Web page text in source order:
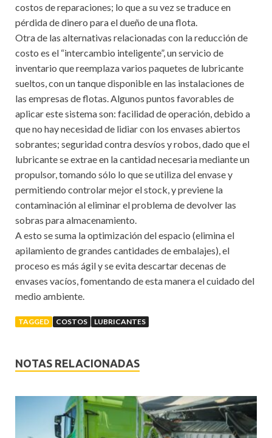
costos de reparaciones; lo que a su vez se traduce en
pérdida de dinero para el dueño de una flota.
Otra de las alternativas relacionadas con la reducción de
costo es el “intercambio inteligente”, un servicio de
inventario que reemplaza varios paquetes de lubricante
sueltos, con un tanque disponible en las instalaciones de
las empresas de flotas. Algunos puntos favorables de
aplicar este sistema son: facilidad de operación, debido a
que no hay necesidad de lidiar con los envases abiertos
sobrantes; seguridad contra desvíos y robos, dado que el
lubricante se extrae en la cantidad necesaria mediante un
propulsor, tomando sólo lo que se utiliza del envase y
permitiendo controlar mejor el stock, y previene la
contaminación al eliminar el problema de devolver las
sobras para almacenamiento.
A esto se suma la optimización del espacio (elimina el
apilamiento de grandes cantidades de embalajes), el
proceso es más ágil y se evita descartar decenas de
envases vacíos, fomentando de esta manera el cuidado del
medio ambiente.
TAGGED COSTOS LUBRICANTES
NOTAS RELACIONADAS